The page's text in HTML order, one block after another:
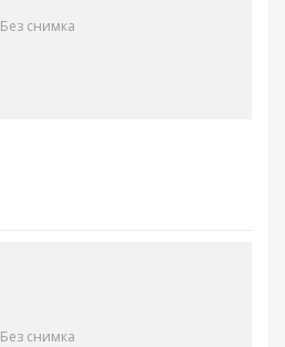
Без снимка
Без снимка